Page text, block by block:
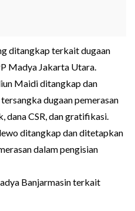
ditangkap terkait dugaan
Madya Jakarta Utara.
Maidi ditangkap dan
dugaan pemerasan
dana CSR, dan gratifikasi.
ditangkap dan ditetapkan
dalam pengisian
Banjarmasin terkait